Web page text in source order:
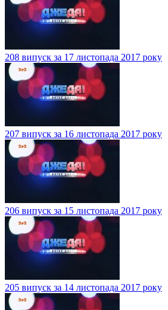
208 випуск за 17 листопада 2017 року
207 випуск за 16 листопада 2017 року
206 випуск за 15 листопада 2017 року
205 випуск за 14 листопада 2017 року